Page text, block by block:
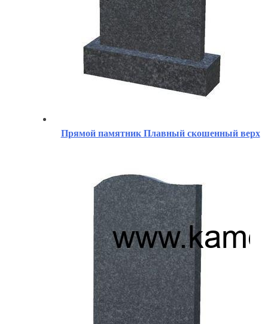
Прямой памятник Плавный скошенный верх